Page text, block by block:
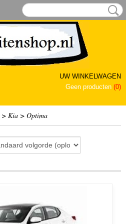
UW WINKELWAGEN
Geen producten (0)
> Kia > Optima